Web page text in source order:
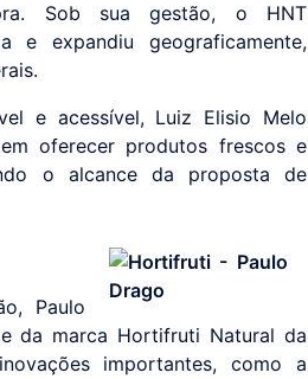
Sob sua gestão, o HNT
e expandiu geograficamente,
e acessível, Luiz Elisio Melo
oferecer produtos frescos e
o alcance da proposta de
Paulo
da marca Hortifruti Natural da
importantes, como a